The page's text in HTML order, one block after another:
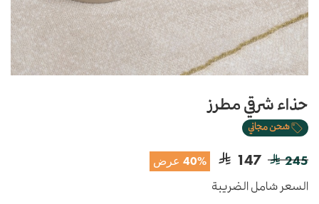
حذاء شرقي مطرز
شحن مجاني
245
147 40% عرض
السعر شامل الضريبة